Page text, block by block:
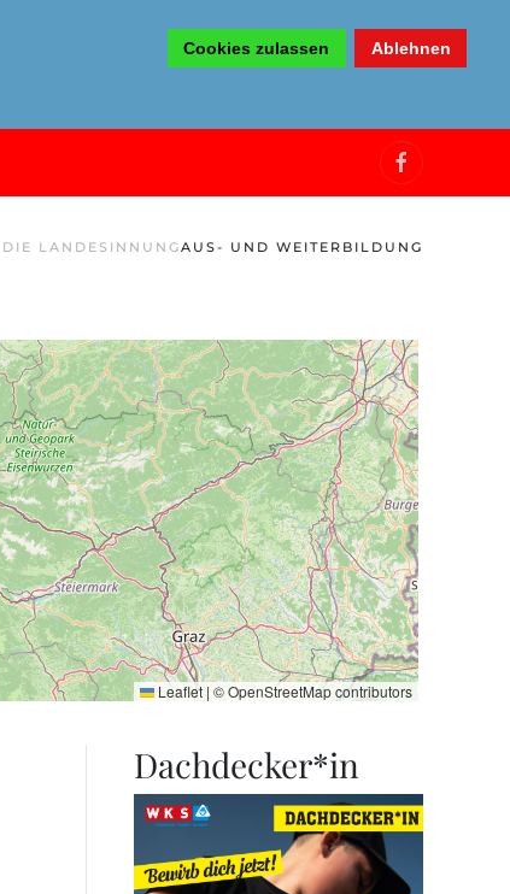
Cookies zulassen Ablehnen
DIE LANDESINNUNGAUS- UND WEITERBILDUNG
Leaflet | ©OpenStreetMapcontributors
Dachdecker*in